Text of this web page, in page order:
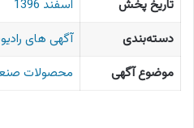
تاریخ پخش
اسفند 1396
دسته‌بندی
آگهی های
موضوع آگهی
محصولات